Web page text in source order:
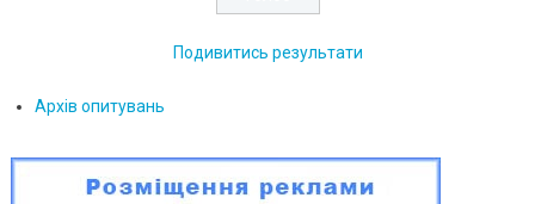
Подивитись результати
Архів опитувань